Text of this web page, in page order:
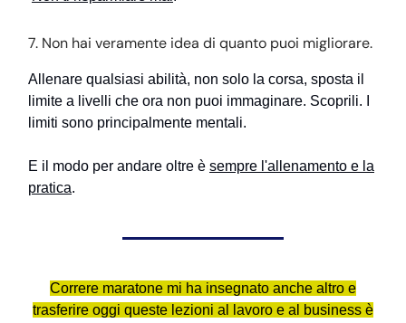
7. Non hai veramente idea di quanto puoi migliorare.
Allenare qualsiasi abilità, non solo la corsa, sposta il
limite a livelli che ora non puoi immaginare. Scoprili. I
limiti sono principalmente mentali.
E il modo per andare oltre è sempre l'allenamento e la
pratica.
Correre maratone mi ha insegnato anche altro e
trasferire oggi queste lezioni al lavoro e al business è